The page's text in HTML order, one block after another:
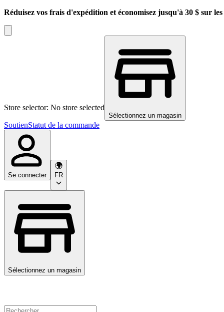
Réduisez vos frais d'expédition et économisez jusqu'à 30 $ sur
Store selector: No store selected
Sélectionnez un magasin
SoutienStatut de la commande
Se connecter FR
Sélectionnez un magasin